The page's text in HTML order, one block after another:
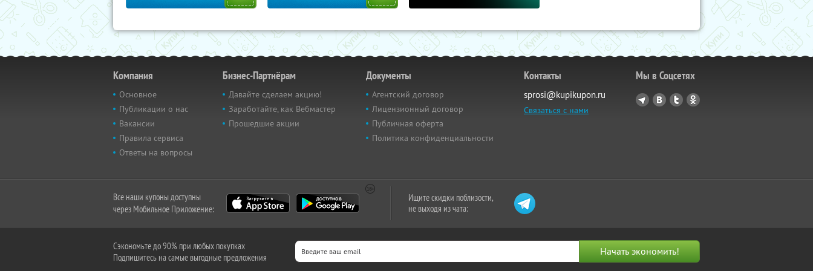
Компания
Основное
Публикации о нас
Вакансии
Правила сервиса
Ответы на вопросы
Бизнес-Партнёрам
Давайте сделаем акцию!
Заработайте, как Вебмастер
Прошедшие акции
Документы
Агентский договор
Лицензионный договор
Публичная оферта
Политика конфиденциальности
Контакты
sprosi@kupikupon.ru
Связаться с нами
Мы в Соцсетях
Все наши купоны доступны
через Мобильное Приложение:
Ищите скидки поблизости,
не выходя из чата:
Сэкономьте до 90% при любых покупках
Подпишитесь на самые выгодные предложения